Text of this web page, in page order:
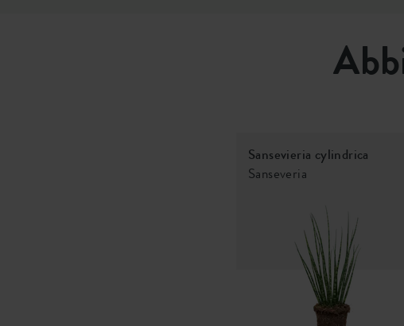
Sansevieria cylindrica
Sanseveria